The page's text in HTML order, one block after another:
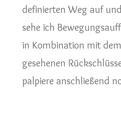
definierten Weg auf
sehe ich
in Kombination mit
gesehenen
palpiere anschließend